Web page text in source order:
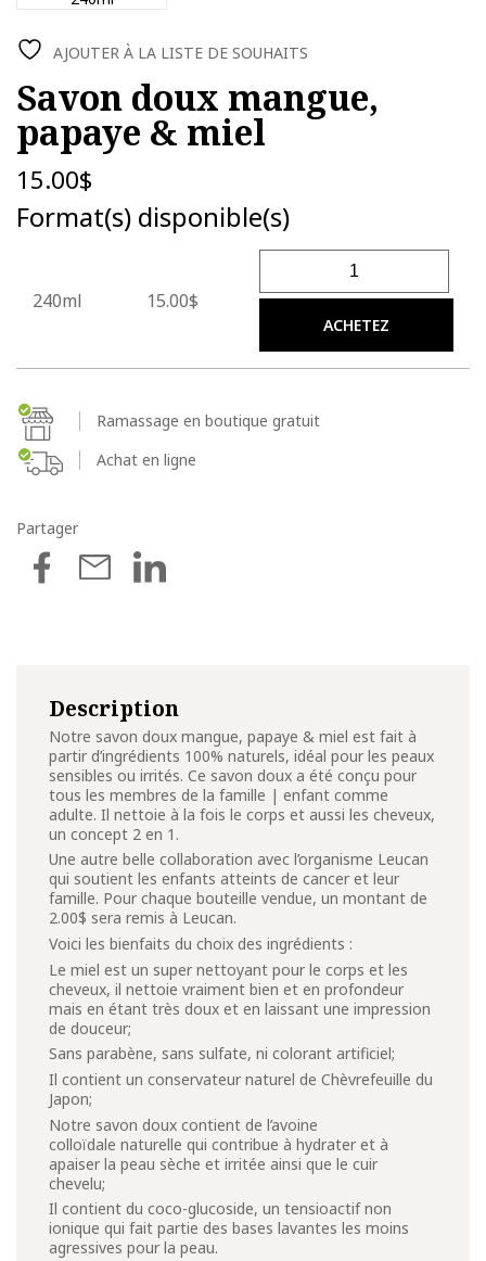
AJOUTER À LA LISTE DE SOUHAITS
Savon doux mangue,
papaye & miel
15.00$
Format(s) disponible(s)
240ml 15.00$
quantité de Savon doux
ACHETEZ
Ramassage en boutique gratuit
Achat en ligne
Partager
Description
Notre savon doux mangue, papaye & miel est fait à
partir d’ingrédients 100% naturels, idéal pour les peaux
sensibles ou irrités. Ce savon doux a été conçu pour
tous les membres de la famille | enfant comme
adulte. Il nettoie à la fois le corps et aussi les cheveux,
un concept 2 en 1.
Une autre belle collaboration avec l’organisme Leucan
qui soutient les enfants atteints de cancer et leur
famille. Pour chaque bouteille vendue, un montant de
2.00$ sera remis à Leucan.
Voici les bienfaits du choix des ingrédients :
Le miel est un super nettoyant pour le corps et les
cheveux, il nettoie vraiment bien et en profondeur
mais en étant très doux et en laissant une impression
de douceur;
Sans parabène, sans sulfate, ni colorant artificiel;
Il contient un conservateur naturel de Chèvrefeuille du
Japon;
Notre savon doux contient de l’avoine
colloïdale naturelle qui contribue à hydrater et à
apaiser la peau sèche et irritée ainsi que le cuir
chevelu;
Il contient du coco-glucoside, un tensioactif non
ionique qui fait partie des bases lavantes les moins
agressives pour la peau.